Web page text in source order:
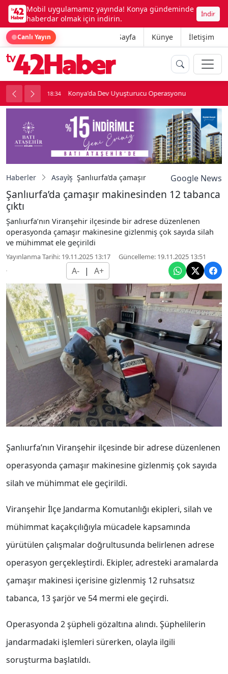
Mobil uygulamamız yayında! Konya gündeminde
haberdar olmak için indirin.
İndir
Canlı Yayın Ana Sayfa Künye İletişim
18:34 Konya'da Dev Uyuşturucu Operasyonu
Haberler Asayiş Şanlıurfa’da çamaşır makinesinden 12
Google News
Şanlıurfa’da çamaşır makinesinden 12 tabanca
çıktı
Şanlıurfa’nın Viranşehir ilçesinde bir adrese düzenlenen
operasyonda çamaşır makinesine gizlenmiş çok sayıda silah
ve mühimmat ele geçirildi
Yayınlanma Tarihi: 19.11.2025 13:17 Güncelleme: 19.11.2025 13:51
A- | A+
Şanlıurfa’nın Viranşehir ilçesinde bir adrese düzenlenen
operasyonda çamaşır makinesine gizlenmiş çok sayıda
silah ve mühimmat ele geçirildi.
Viranşehir İlçe Jandarma Komutanlığı ekipleri, silah ve
mühimmat kaçakçılığıyla mücadele kapsamında
yürütülen çalışmalar doğrultusunda belirlenen adrese
operasyon gerçekleştirdi. Ekipler, adresteki aramalarda
çamaşır makinesi içerisine gizlenmiş 12 ruhsatsız
tabanca, 13 şarjör ve 54 mermi ele geçirdi.
Operasyonda 2 şüpheli gözaltına alındı. Şüphelilerin
jandarmadaki işlemleri sürerken, olayla ilgili
soruşturma başlatıldı.